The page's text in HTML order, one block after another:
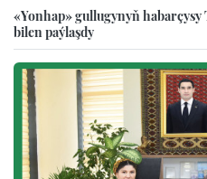
«Yonhap» gullugynyň
bilen paýlaşdy